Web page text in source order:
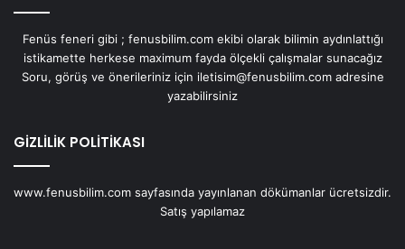
Fenüs feneri gibi ; fenusbilim.com ekibi olarak bilimin aydınlattığı
istikamette herkese maximum fayda ölçekli çalışmalar sunacağız
Soru, görüş ve önerileriniz için iletisim@fenusbilim.com adresine
yazabilirsiniz
GİZLİLİK POLİTİKASI
www.fenusbilim.com sayfasında yayınlanan dökümanlar ücretsizdir.
Satış yapılamaz